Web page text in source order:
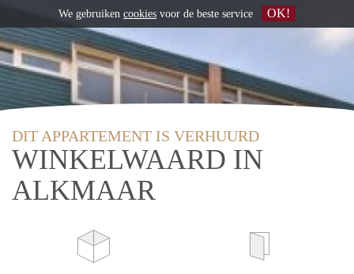
DIT APPARTEMENT IS VERHUURD
WINKELWAARD IN
ALKMAAR
We gebruiken cookies voor de beste service OK!